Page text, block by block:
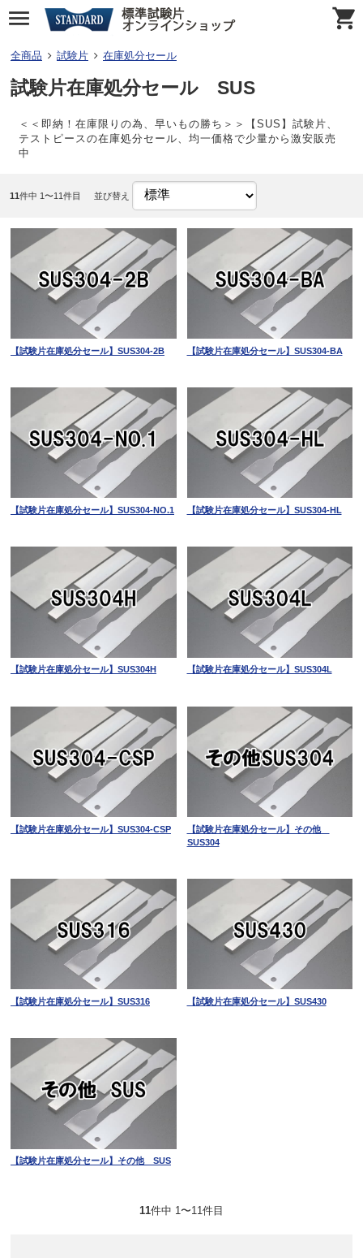
全商品 試験片 在庫処分セール
試験片在庫処分セール SUS
＜＜即納！在庫限りの為、早いもの勝ち＞＞【SUS】試験片、
テストピースの在庫処分セール、均一価格で少量から激安販売
中
11件中 1〜11件目 並び替え
【試験片在庫処分セール】SUS304-2B 【試験片在庫処分セール】SUS304-BA
【試験片在庫処分セール】SUS304-NO.1 【試験片在庫処分セール】SUS304-HL
【試験片在庫処分セール】SUS304H 【試験片在庫処分セール】SUS304L
【試験片在庫処分セール】SUS304-CSP
【試験片在庫処分セール】その他
SUS304
【試験片在庫処分セール】SUS316 【試験片在庫処分セール】SUS430
【試験片在庫処分セール】その他 SUS
11件中 1〜11件目